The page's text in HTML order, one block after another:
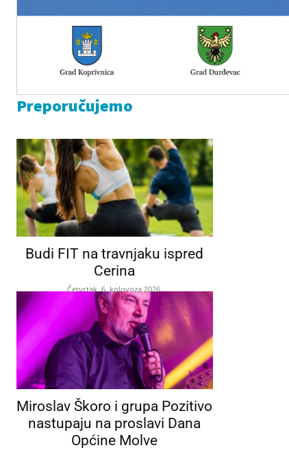
Preporučujemo
Budi FIT na travnjaku ispred
Cerina
Četvrtak, 6. kolovoza 2026.
Miroslav Škoro i grupa Pozitivo
nastupaju na proslavi Dana
Općine Molve